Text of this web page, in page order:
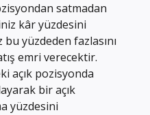
satmadan
kâr yüzdesini
yüzdeden fazlasını
emri verecektir.
açık pozisyonda
bir açık
yüzdesini